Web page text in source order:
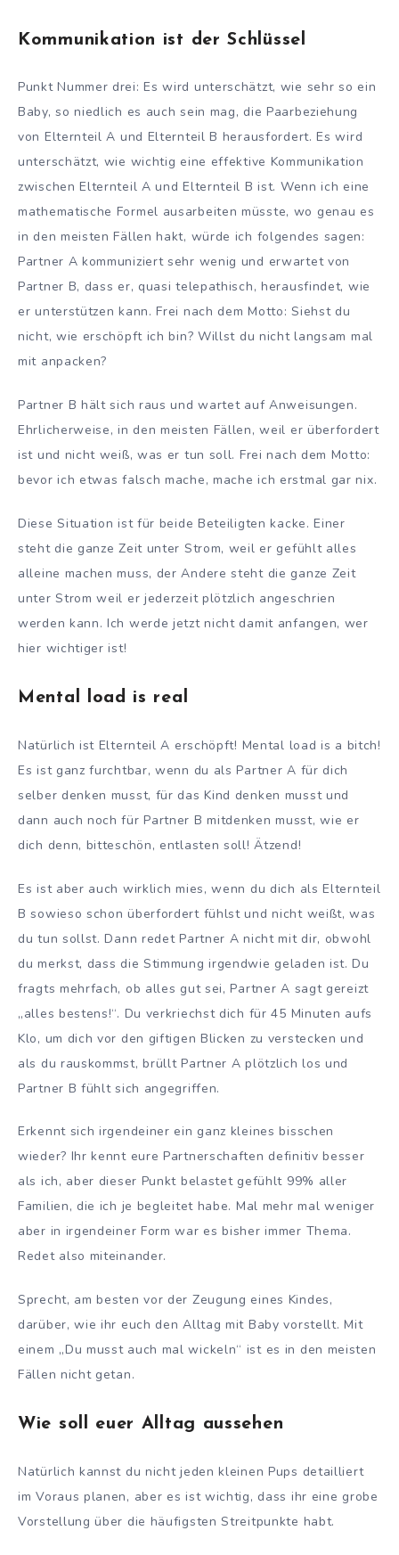
Kommunikation ist der Schlüssel
Punkt Nummer drei: Es wird unterschätzt, wie sehr so ein
Baby, so niedlich es auch sein mag, die Paarbeziehung
von Elternteil A und Elternteil B herausfordert. Es wird
unterschätzt, wie wichtig eine effektive Kommunikation
zwischen Elternteil A und Elternteil B ist. Wenn ich eine
mathematische Formel ausarbeiten müsste, wo genau es
in den meisten Fällen hakt, würde ich folgendes sagen:
Partner A kommuniziert sehr wenig und erwartet von
Partner B, dass er, quasi telepathisch, herausfindet, wie
er unterstützen kann. Frei nach dem Motto: Siehst du
nicht, wie erschöpft ich bin? Willst du nicht langsam mal
mit anpacken?
Partner B hält sich raus und wartet auf Anweisungen.
Ehrlicherweise, in den meisten Fällen, weil er überfordert
ist und nicht weiß, was er tun soll. Frei nach dem Motto:
bevor ich etwas falsch mache, mache ich erstmal gar nix.
Diese Situation ist für beide Beteiligten kacke. Einer
steht die ganze Zeit unter Strom, weil er gefühlt alles
alleine machen muss, der Andere steht die ganze Zeit
unter Strom weil er jederzeit plötzlich angeschrien
werden kann. Ich werde jetzt nicht damit anfangen, wer
hier wichtiger ist!
Mental load is real
Natürlich ist Elternteil A erschöpft! Mental load is a bitch!
Es ist ganz furchtbar, wenn du als Partner A für dich
selber denken musst, für das Kind denken musst und
dann auch noch für Partner B mitdenken musst, wie er
dich denn, bitteschön, entlasten soll! Ätzend!
Es ist aber auch wirklich mies, wenn du dich als Elternteil
B sowieso schon überfordert fühlst und nicht weißt, was
du tun sollst. Dann redet Partner A nicht mit dir, obwohl
du merkst, dass die Stimmung irgendwie geladen ist. Du
fragts mehrfach, ob alles gut sei, Partner A sagt gereizt
„alles bestens!“. Du verkriechst dich für 45 Minuten aufs
Klo, um dich vor den giftigen Blicken zu verstecken und
als du rauskommst, brüllt Partner A plötzlich los und
Partner B fühlt sich angegriffen.
Erkennt sich irgendeiner ein ganz kleines bisschen
wieder? Ihr kennt eure Partnerschaften definitiv besser
als ich, aber dieser Punkt belastet gefühlt 99% aller
Familien, die ich je begleitet habe. Mal mehr mal weniger
aber in irgendeiner Form war es bisher immer Thema.
Redet also miteinander.
Sprecht, am besten vor der Zeugung eines Kindes,
darüber, wie ihr euch den Alltag mit Baby vorstellt. Mit
einem „Du musst auch mal wickeln“ ist es in den meisten
Fällen nicht getan.
Wie soll euer Alltag aussehen
Natürlich kannst du nicht jeden kleinen Pups detailliert
im Voraus planen, aber es ist wichtig, dass ihr eine grobe
Vorstellung über die häufigsten Streitpunkte habt.